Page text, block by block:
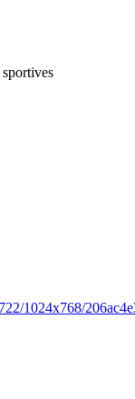
sportives
1024x768/